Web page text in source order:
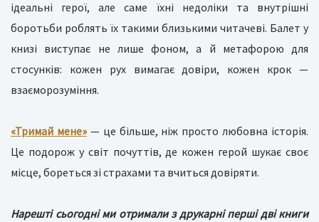
ідеальні герої, але саме їхні недоліки та внутрішні
боротьби роблять їх такими близькими читачеві. Балет у
книзі виступає не лише фоном, а й метафорою для
стосунків: кожен рух вимагає довіри, кожен крок —
взаєморозуміння.
«Тримай мене»— це більше, ніж просто любовна історія.
Це подорож у світ почуттів, де кожен герой шукає своє
місце, бореться зі страхами та вчиться довіряти.
Нарешті сьогодні ми отримали з друкарні перші дві книги